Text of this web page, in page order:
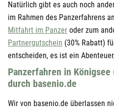
Natürlich gibt es auch noch
im Rahmen des Panzerfahrens
Mitfahrt im Panzeröffnet in
oder zum
Partnergutschein öffnet in neuem
(30% Rabatt)
entscheiden, es ist ein
Panzerfahren in
durch basenio.de
Wir von basenio.de überlassen